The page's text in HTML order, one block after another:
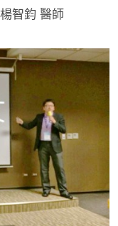
智鈞 醫師